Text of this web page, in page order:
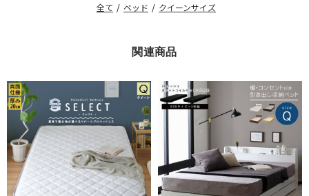
全て / ベッド / クイーンサイズ
関連商品